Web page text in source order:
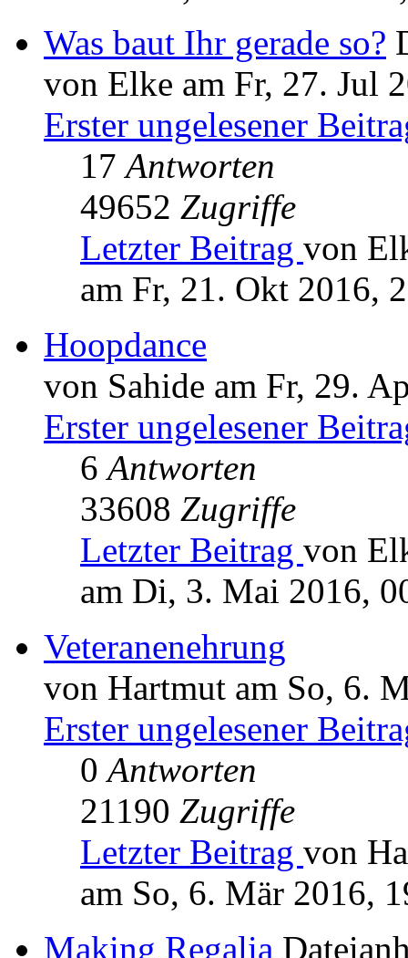
Was baut Ihr gerade so?
von Elke am Fr, 27. Jul
Erster ungelesener
17Antworten
49652 Zugriffe
Letzter Beitrag von
am Fr, 21. Okt 2016,
Hoopdance
von Sahide am Fr, 29.
Erster ungelesener
6Antworten
33608 Zugriffe
Letzter Beitrag von
am Di, 3. Mai 2016,
Veteranenehrung
von Hartmut am So, 6.
Erster ungelesener
0Antworten
21190 Zugriffe
Letzter Beitrag von
am So, 6. Mär 2016,
Making Regalia